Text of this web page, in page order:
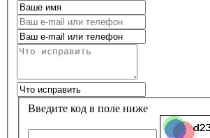
Введите код в поле ниже